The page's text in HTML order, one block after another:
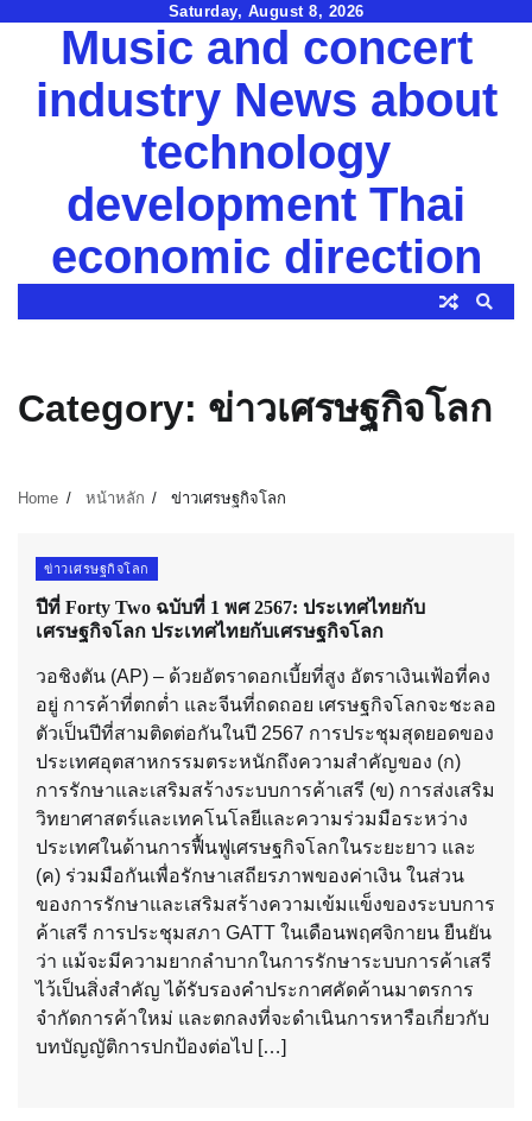
Saturday, August 8, 2026
Music and concert
industry News about
technology
development Thai
economic direction
Category: ข่าวเศรษฐกิจโลก
Home หน้าหลัก ข่าวเศรษฐกิจโลก
ข่าวเศรษฐกิจโลก
ปีที่ Forty Two ฉบับที่ 1 พศ 2567: ประเทศไทยกับ
เศรษฐกิจโลก ประเทศไทยกับเศรษฐกิจโลก
วอชิงตัน (AP) – ด้วยอัตราดอกเบี้ยที่สูง อัตราเงินเฟ้อที่คง
อยู่ การค้าที่ตกต่ำ และจีนที่ถดถอย เศรษฐกิจโลกจะชะลอ
ตัวเป็นปีที่สามติดต่อกันในปี 2567 การประชุมสุดยอดของ
ประเทศอุตสาหกรรมตระหนักถึงความสำคัญของ (ก)
การรักษาและเสริมสร้างระบบการค้าเสรี (ข) การส่งเสริม
วิทยาศาสตร์และเทคโนโลยีและความร่วมมือระหว่าง
ประเทศในด้านการฟื้นฟูเศรษฐกิจโลกในระยะยาว และ
(ค) ร่วมมือกันเพื่อรักษาเสถียรภาพของค่าเงิน ในส่วน
ของการรักษาและเสริมสร้างความเข้มแข็งของระบบการ
ค้าเสรี การประชุมสภา GATT ในเดือนพฤศจิกายน ยืนยัน
ว่า แม้จะมีความยากลำบากในการรักษาระบบการค้าเสรี
ไว้เป็นสิ่งสำคัญ ได้รับรองคำประกาศคัดค้านมาตรการ
จำกัดการค้าใหม่ และตกลงที่จะดำเนินการหารือเกี่ยวกับ
บทบัญญัติการปกป้องต่อไป […]